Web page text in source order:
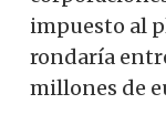
impuesto al
rondaría
millones de